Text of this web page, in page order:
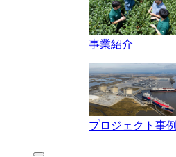
事業紹介
プロジェクト事例